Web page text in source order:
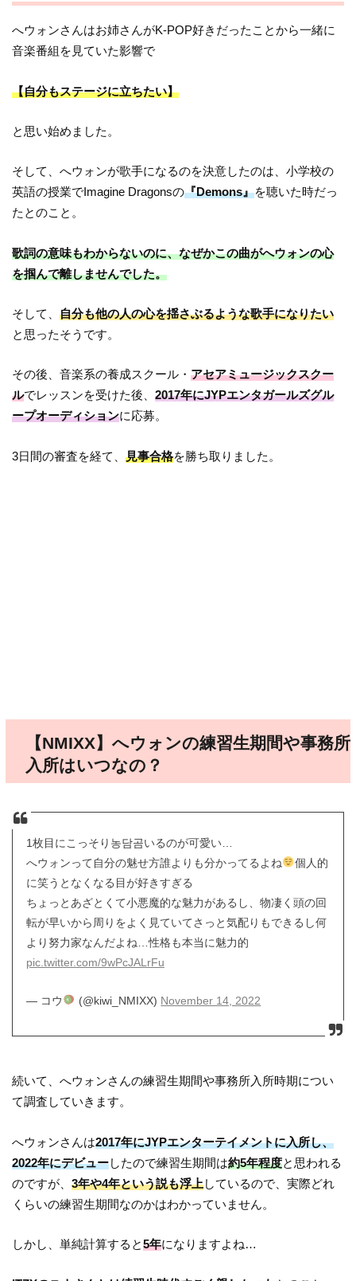
へウォンさんはお姉さんがK-POP好きだったことから一緒に
音楽番組を見ていた影響で
【自分もステージに立ちたい】
と思い始めました。
そして、へウォンが歌手になるのを決意したのは、小学校の
英語の授業でImagine Dragonsの『Demons』を聴いた時だっ
たとのこと。
歌詞の意味もわからないのに、なぜかこの曲がへウォンの心
を掴んで離しませんでした。
そして、自分も他の人の心を揺さぶるような歌手になりたい
と思ったそうです。
その後、音楽系の養成スクール・アセアミュージックスクー
ルでレッスンを受けた後、2017年にJYPエンタガールズグル
ープオーディションに応募。
3日間の審査を経て、見事合格を勝ち取りました。
【NMIXX】へウォンの練習生期間や事務所
入所はいつなの？
1枚目にこっそり농담곰いるのが可愛い…
へウォンって自分の魅せ方誰よりも分かってるよね
個人的
に笑うとなくなる目が好きすぎる
ちょっとあざとくて小悪魔的な魅力があるし、物凄く頭の回
転が早いから周りをよく見ていてさっと気配りもできるし何
より努力家なんだよね…性格も本当に魅力的
pic.twitter.com/9wPcJALrFu
— コウ (@kiwi_NMIXX) November 14, 2022
続いて、へウォンさんの練習生期間や事務所入所時期につい
て調査していきます。
へウォンさんは2017年にJYPエンターテイメントに入所し、
2022年にデビューしたので練習生期間は約5年程度と思われる
のですが、3年や4年という説も浮上しているので、実際どれ
くらいの練習生期間なのかはわかっていません。
しかし、単純計算すると5年になりますよね…